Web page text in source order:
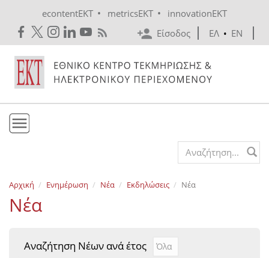
econtentEKT • metricsEKT •
innovationEKT
Είσοδος
ΕΛ • EN
Εκδόσεις
Ενημέρωση
Search form
Αρχική Ενημέρωση Νέα Εκδηλώσεις Νέα
Νέα
Αναζήτηση Νέων ανά έτος Αναζήτηση Νέων ανά
Year